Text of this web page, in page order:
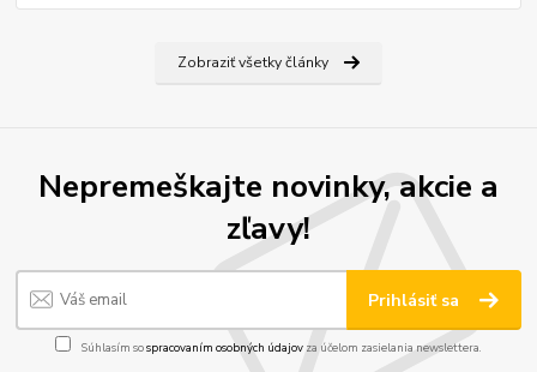
Zobraziť všetky články
Nepremeškajte novinky, akcie a
zľavy!
Prihlásiť sa
Súhlasím sospracovaním osobných údajov za účelom zasielania newslettera.